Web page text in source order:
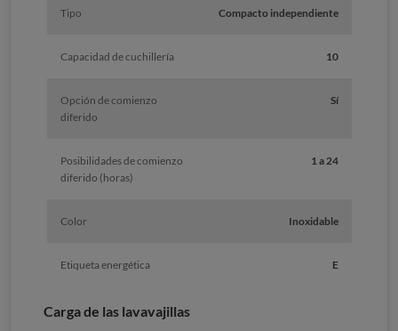
Tipo Compacto independiente
Capacidad de cuchillería 10
Opción de comienzo
diferido
Sí
Posibilidades de comienzo
diferido (horas)
1 a 24
Color Inoxidable
Etiqueta energética E
Carga de las lavavajillas